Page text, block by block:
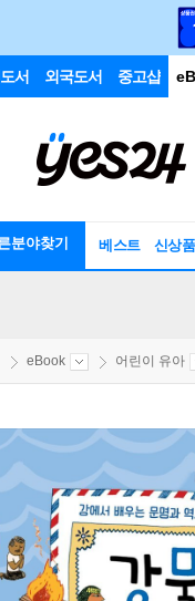
서 외국도서 중고샵
분야찾기 베스트 신상품
eBook 어린이 유아